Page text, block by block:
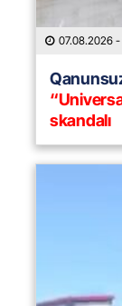
07.08.2026 -
skandalı